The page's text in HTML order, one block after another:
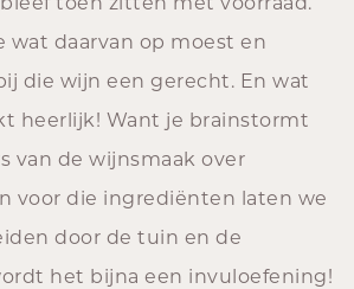
wat daarvan op moest en
die wijn een gerecht. En wat
heerlijk! Want je brainstormt
van de wijnsmaak over
voor die ingrediënten laten we
door de tuin en de
het bijna een invuloefening!